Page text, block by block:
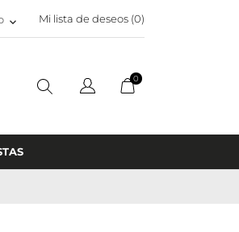
keyboard_arrow_down Mi lista de deseos (0)
0